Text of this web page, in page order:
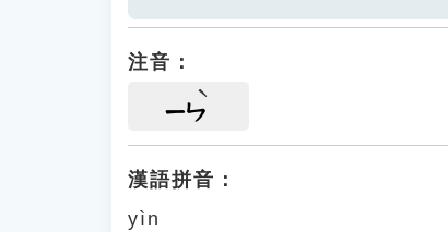
注音：
ㄧㄣ
漢語拼音：
yìn